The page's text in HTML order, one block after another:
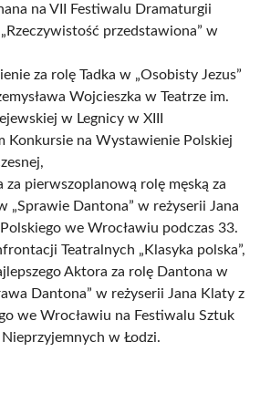
na VII Festiwalu Dramaturgii
przedstawiona” w
za rolę Tadka w „Osobisty Jezus”
Wojcieszka w Teatrze im.
w Legnicy w XIII
Konkursie na Wystawienie Polskiej
za pierwszoplanową rolę męską za
„Sprawie Dantona” w reżyserii Jana
we Wrocławiu podczas 33.
Teatralnych „Klasyka polska”,
Aktora za rolę Dantona w
Dantona” w reżyserii Jana Klaty z
we Wrocławiu na Festiwalu Sztuk
w Łodzi.